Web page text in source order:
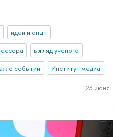
идеи и опыт
взгляд ученого
о событии Институт медиа
23 июня